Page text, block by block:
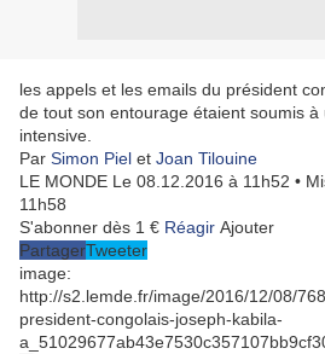
les appels et les emails du président
de tout son entourage étaient soumis à
intensive.
Par Simon Piel et Joan Tilouine
LE MONDE Le 08.12.2016 à 11h52 •
11h58
S'abonner dès 1 € Réagir Ajouter
PartagerTweeter
image:
http://s2.lemde.fr/image/2016/12/08/
president-congolais-joseph-kabila-